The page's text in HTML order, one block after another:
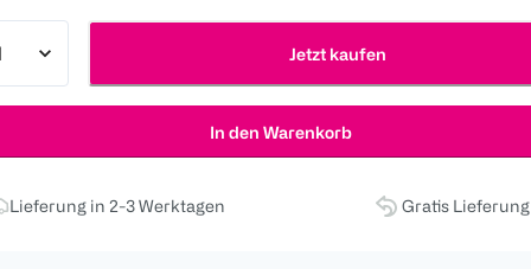
Jetzt kaufen
In den Warenkorb
Lieferung in 2-3 Werktagen Gratis